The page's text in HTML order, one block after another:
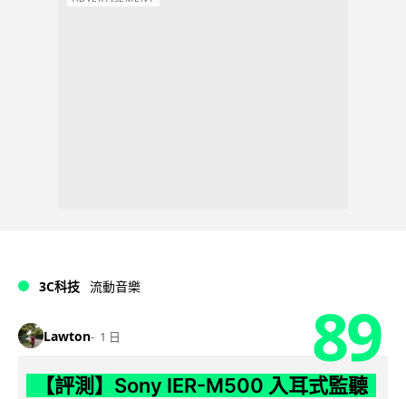
3C科技 流動音樂
Lawton 1 日 89
【評測】Sony IER-M500 入耳式監聽